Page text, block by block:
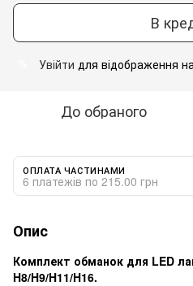
В
Увійти для відображення
До обраного
ОПЛАТА ЧАСТИНАМИ
6 платежів по 215.00 грн
Опис
Комплект обманок для LED
H8/H9/H11/H16.